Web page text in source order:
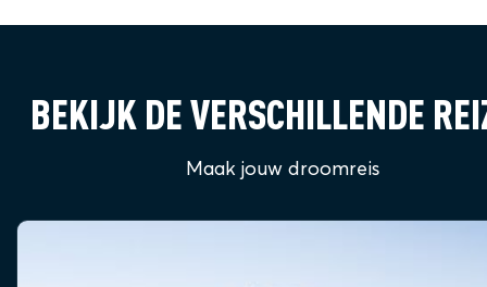
BEKIJK DE VERSCHILLENDE
Maak jouw droomreis